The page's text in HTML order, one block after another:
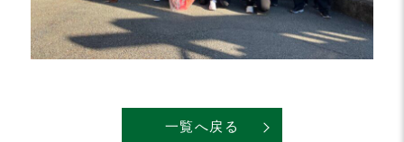
一覧へ戻る